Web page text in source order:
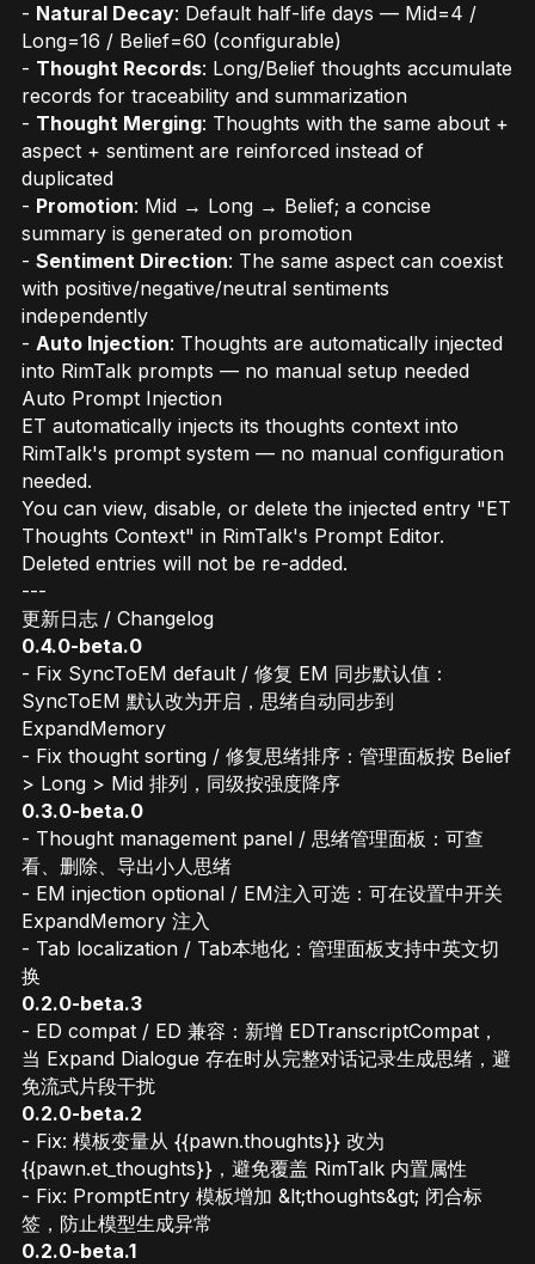
- Natural Decay: Default half-life days — Mid=4 /
Long=16 / Belief=60 (configurable)
- Thought Records: Long/Belief thoughts accumulate
records for traceability and summarization
- Thought Merging: Thoughts with the same about +
aspect + sentiment are reinforced instead of
duplicated
- Promotion: Mid → Long → Belief; a concise
summary is generated on promotion
- Sentiment Direction: The same aspect can coexist
with positive/negative/neutral sentiments
independently
- Auto Injection: Thoughts are automatically injected
into RimTalk prompts — no manual setup needed
Auto Prompt Injection
ET automatically injects its thoughts context into
RimTalk's prompt system — no manual configuration
needed.
You can view, disable, or delete the injected entry "ET
Thoughts Context" in RimTalk's Prompt Editor.
Deleted entries will not be re-added.
---
更新日志 / Changelog
0.4.0-beta.0
- Fix SyncToEM default / 修复 EM 同步默认值：
SyncToEM 默认改为开启，思绪自动同步到
ExpandMemory
- Fix thought sorting / 修复思绪排序：管理面板按 Belief
> Long > Mid 排列，同级按强度降序
0.3.0-beta.0
- Thought management panel / 思绪管理面板：可查
看、删除、导出小人思绪
- EM injection optional / EM注入可选：可在设置中开关
ExpandMemory 注入
- Tab localization / Tab本地化：管理面板支持中英文切
换
0.2.0-beta.3
- ED compat / ED 兼容：新增 EDTranscriptCompat，
当 Expand Dialogue 存在时从完整对话记录生成思绪，避
免流式片段干扰
0.2.0-beta.2
- Fix: 模板变量从 {{pawn.thoughts}} 改为
{{pawn.et_thoughts}}，避免覆盖 RimTalk 内置属性
- Fix: PromptEntry 模板增加 &lt;thoughts&gt; 闭合标
签，防止模型生成异常
0.2.0-beta.1